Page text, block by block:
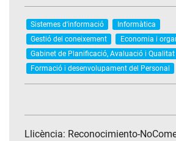
Sistemes d'informació
Informàtica
Gestió del coneixement
Economia i
Gabinet de Planificació, Avaluació i Qualitat
Formació i desenvolupament del Personal
Llicència: Reconocimiento-